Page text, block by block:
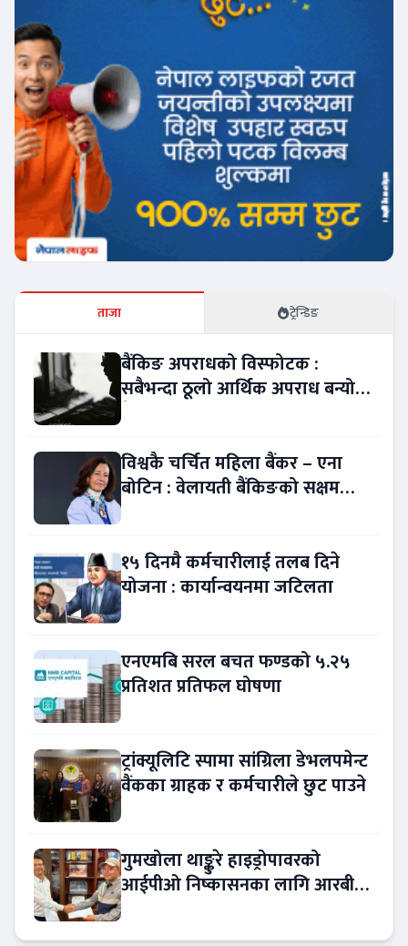
ताजा ट्रेन्डिङ
बैंकिङ अपराधको विस्फोटक :
सबैभन्दा ठूलो आर्थिक अपराध बन्यो
विश्वकै चर्चित महिला बैंकर – एना
बोटिन : वेलायती बैंकिङको सक्षम
१५ दिनमै कर्मचारीलाई तलब दिने
योजना : कार्यान्वयनमा जटिलता
एनएमबि सरल बचत फण्डको ५.२५
प्रतिशत प्रतिफल घोषणा
ट्रांक्यूलिटि स्पामा सांग्रिला डेभलपमेन्ट
वैंकका ग्राहक र कर्मचारीले छुट पाउने
गुमखोला थाङ्कुरे हाइड्रोपावरको
आईपीओ निष्कासनका लागि आरबीबी